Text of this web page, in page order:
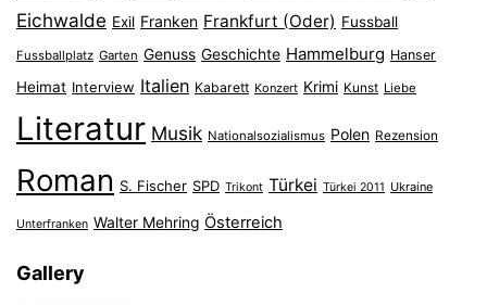
Eichwalde Exil Franken Frankfurt (Oder) Fussball
Fussballplatz Garten Genuss Geschichte Hammelburg Hanser
Heimat Interview Italien Kabarett Konzert Krimi Kunst Liebe
Literatur Musik Nationalsozialismus Polen Rezension
Roman S. Fischer SPD Trikont Türkei Türkei 2011 Ukraine
Unterfranken Walter Mehring Österreich
Gallery